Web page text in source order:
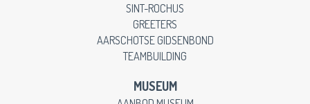
SINT-ROCHUS
GREETERS
AARSCHOTSE GIDSENBOND
TEAMBUILDING
MUSEUM